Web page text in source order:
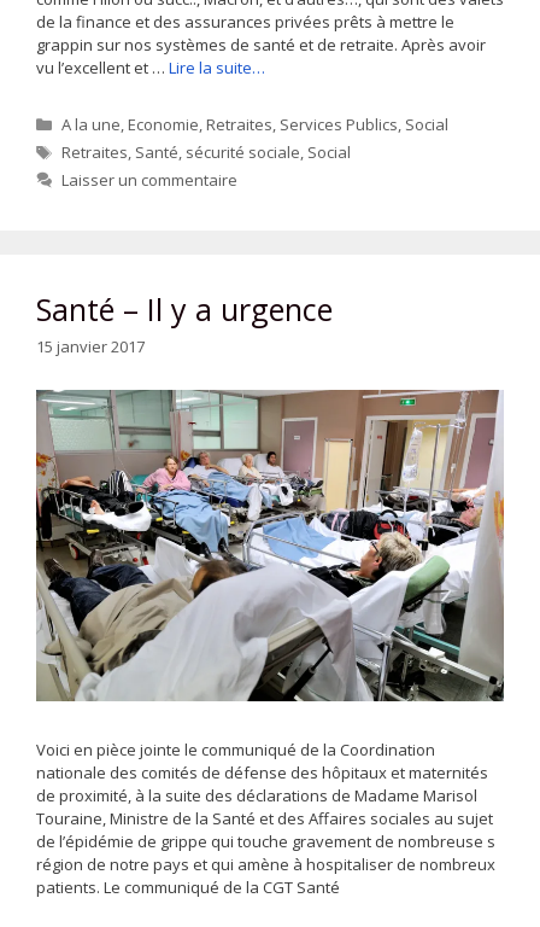
de la finance et des assurances privées prêts à mettre le
grappin sur nos systèmes de santé et de retraite. Après avoir
vu l’excellent et … Lire la suite…
Catégories
A la une,Economie,Retraites, Services Publics, Social
Étiquettes
Retraites, Santé, sécurité sociale, Social
Laisser un commentaire
Santé – Il y a urgence
15 janvier 2017
Voici en pièce jointe le communiqué de la Coordination
nationale des comités de défense des hôpitaux et maternités
de proximité, à la suite des déclarations de Madame Marisol
Touraine, Ministre de la Santé et des Affaires sociales au sujet
de l’épidémie de grippe qui touche gravement de nombreuse s
région de notre pays et qui amène à hospitaliser de nombreux
patients. Le communiqué de la CGT Santé